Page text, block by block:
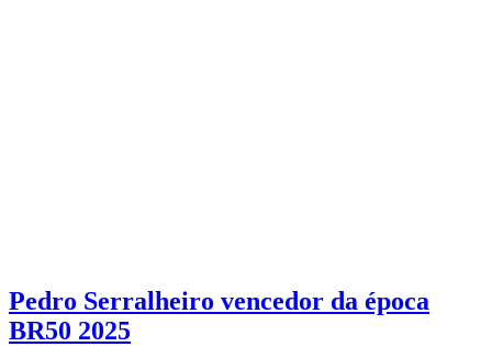
Pedro Serralheiro vencedor da época
BR50 2025